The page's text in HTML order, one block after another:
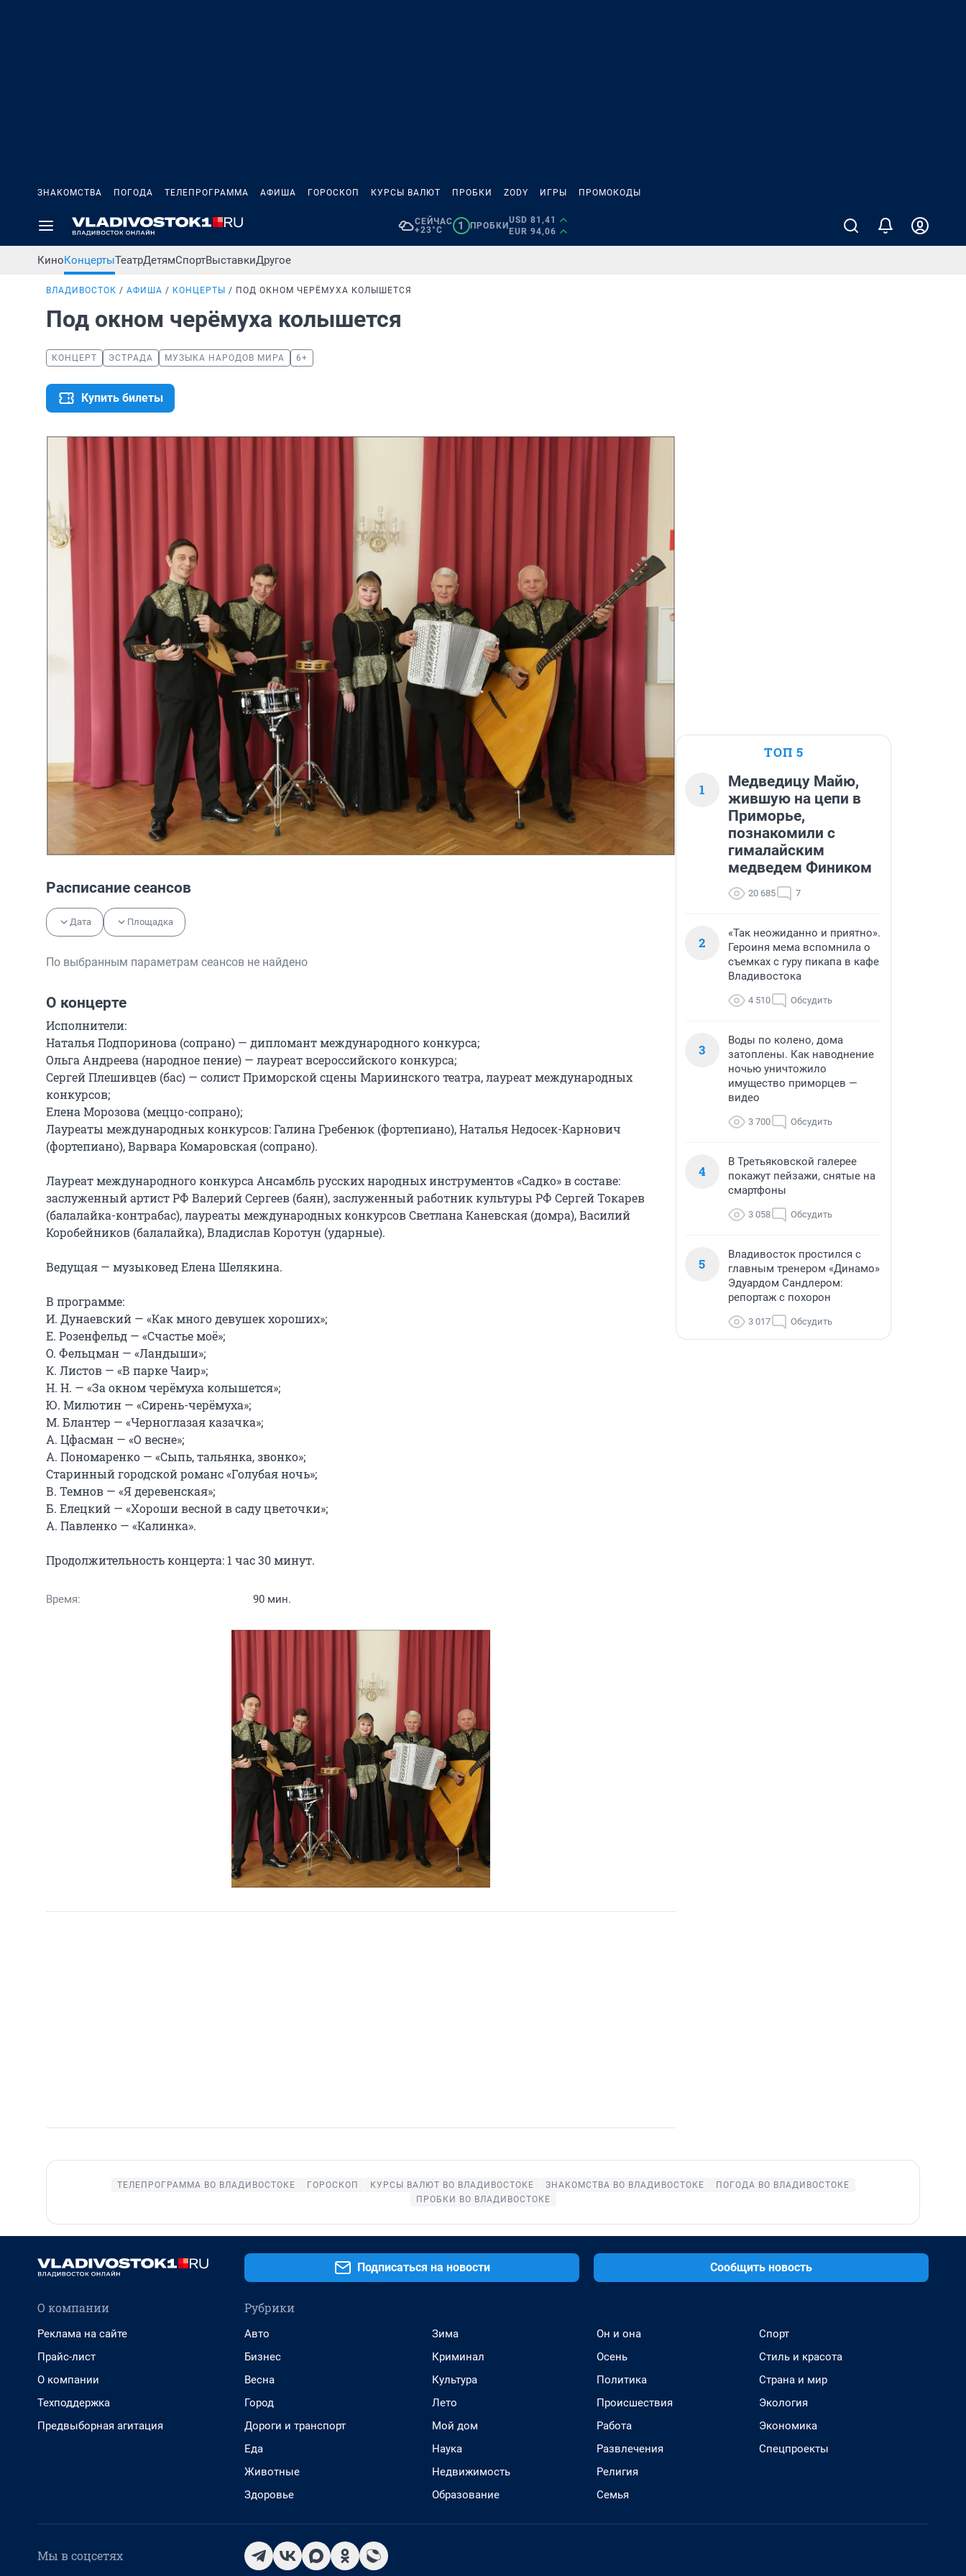
ЗНАКОМСТВА ПОГОДА ТЕЛЕПРОГРАММА АФИША ГОРОСКОП КУРСЫ ВАЛЮТ ПРОБКИ ZODY ИГРЫ ПРОМОКОДЫ
СЕЙЧАС
+23°C
1 ПРОБКИ
USD 81,41
EUR 94,06
КиноКонцертыТеатрДетямСпортВыставкиДругое
ВЛАДИВОСТОК АФИША КОНЦЕРТЫ ПОД ОКНОМ ЧЕРЁМУХА КОЛЫШЕТСЯ
Под окном черёмуха колышется
КОНЦЕРТ ЭСТРАДА МУЗЫКА НАРОДОВ МИРА 6+
Купить билеты
Расписание сеансов
Дата Площадка
По выбранным параметрам сеансов не найдено
О концерте
Исполнители:
Наталья Подпоринова (сопрано) — дипломант международного конкурса;
Ольга Андреева (народное пение) — лауреат всероссийского конкурса;
Сергей Плешивцев (бас) — солист Приморской сцены Мариинского театра, лауреат международных
конкурсов;
Елена Морозова (меццо-сопрано);
Лауреаты международных конкурсов: Галина Гребенюк (фортепиано), Наталья Недосек-Карнович
(фортепиано), Варвара Комаровская (сопрано).
Лауреат международного конкурса Ансамбль русских народных инструментов «Садко» в составе:
заслуженный артист РФ Валерий Сергеев (баян), заслуженный работник культуры РФ Сергей Токарев
(балалайка-контрабас), лауреаты международных конкурсов Светлана Каневская (домра), Василий
Коробейников (балалайка), Владислав Коротун (ударные).
Ведущая — музыковед Елена Шелякина.
В программе:
И. Дунаевский — «Как много девушек хороших»;
Е. Розенфельд — «Счастье моё»;
О. Фельцман — «Ландыши»;
К. Листов — «В парке Чаир»;
Н. Н. — «За окном черёмуха колышется»;
Ю. Милютин — «Сирень-черёмуха»;
М. Блантер — «Черноглазая казачка»;
А. Цфасман — «О весне»;
А. Пономаренко — «Сыпь, тальянка, звонко»;
Старинный городской романс «Голубая ночь»;
В. Темнов — «Я деревенская»;
Б. Елецкий — «Хороши весной в саду цветочки»;
А. Павленко — «Калинка».
Продолжительность концерта: 1 час 30 минут.
Время: 90 мин.
ТОП 5
1
Медведицу Майю,
жившую на цепи в
Приморье,
познакомили с
гималайским
медведем Фиником
20 685 7
2
«Так неожиданно и приятно».
Героиня мема вспомнила о
съемках с гуру пикапа в кафе
Владивостока
4 510 Обсудить
3
Воды по колено, дома
затоплены. Как наводнение
ночью уничтожило
имущество приморцев —
видео
3 700 Обсудить
4
В Третьяковской галерее
покажут пейзажи, снятые на
смартфоны
3 058 Обсудить
5
Владивосток простился с
главным тренером «Динамо»
Эдуардом Сандлером:
репортаж с похорон
3 017 Обсудить
ТЕЛЕПРОГРАММА ВО ВЛАДИВОСТОКЕ ГОРОСКОП КУРСЫ ВАЛЮТ ВО ВЛАДИВОСТОКЕ ЗНАКОМСТВА ВО ВЛАДИВОСТОКЕ
ПОГОДА ВО ВЛАДИВОСТОКЕ
ПРОБКИ ВО ВЛАДИВОСТОКЕ
Подписаться на новости Сообщить новость
О компании
Реклама на сайте
Прайс-лист
О компании
Техподдержка
Предвыборная агитация
Рубрики
Авто
Бизнес
Весна
Город
Дороги и транспорт
Еда
Животные
Здоровье
Зима
Криминал
Культура
Лето
Мой дом
Наука
Недвижимость
Образование
Он и она
Осень
Политика
Происшествия
Работа
Развлечения
Религия
Семья
Спорт
Стиль и красота
Страна и мир
Экология
Экономика
Спецпроекты
Мы в соцсетях